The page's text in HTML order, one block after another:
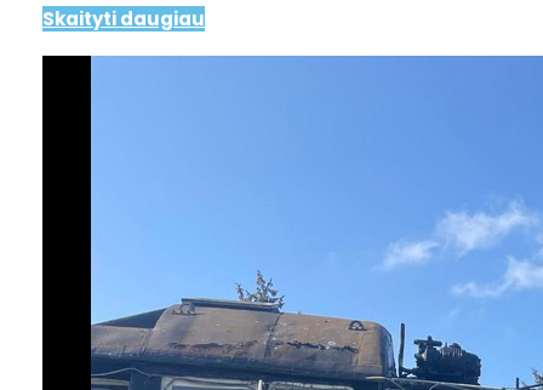
Skaityti daugiau